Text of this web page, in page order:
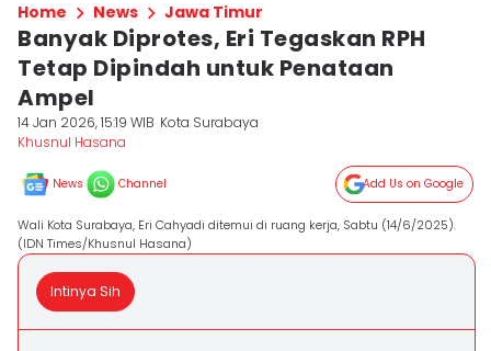
Home News Jawa Timur
Banyak Diprotes, Eri Tegaskan RPH
Tetap Dipindah untuk Penataan
Ampel
14 Jan 2026, 15:19 WIB Kota Surabaya
Khusnul Hasana
News Channel Add Us on Google
Wali Kota Surabaya, Eri Cahyadi ditemui di ruang kerja, Sabtu (14/6/2025).
(IDN Times/Khusnul Hasana)
Intinya Sih